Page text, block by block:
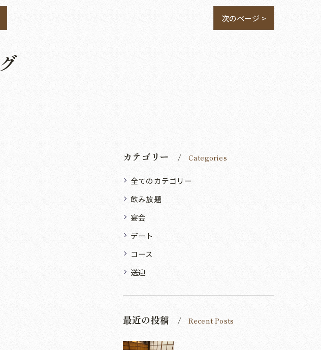
次のページ >
カテゴリー Categories
全てのカテゴリー
飲み放題
宴会
デート
コース
送迎
最近の投稿 Recent Posts